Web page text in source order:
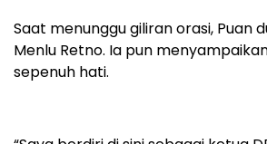
Saat menunggu giliran orasi, Puan
Menlu Retno. Ia pun
sepenuh hati.